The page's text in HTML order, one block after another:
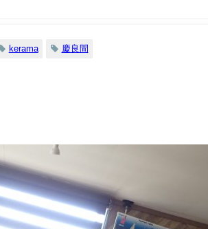
kerama 慶良間